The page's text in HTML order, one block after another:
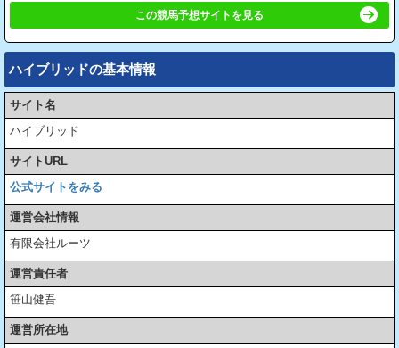
この競馬予想サイトを見る
ハイブリッドの基本情報
サイト名
ハイブリッド
サイトURL
公式サイトをみる
運営会社情報
有限会社ルーツ
運営責任者
笹山健吾
運営所在地